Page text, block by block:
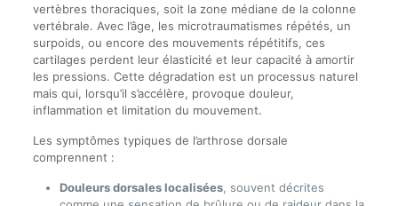
vertèbres thoraciques, soit la zone médiane de la colonne
vertébrale. Avec l’âge, les microtraumatismes répétés, un
surpoids, ou encore des mouvements répétitifs, ces
cartilages perdent leur élasticité et leur capacité à amortir
les pressions. Cette dégradation est un processus naturel
mais qui, lorsqu’il s’accélère, provoque douleur,
inflammation et limitation du mouvement.
Les symptômes typiques de l’arthrose dorsale
comprennent :
Douleurs dorsales localisées, souvent décrites